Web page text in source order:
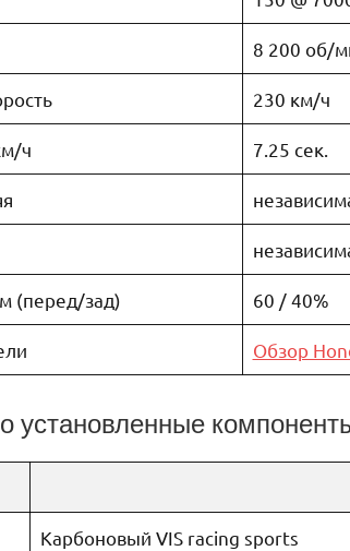
8 200 об/
230 км/ч
ч 7.25 сек.
(перед/зад) 60 / 40%
Обзор
установленные
Карбоновый VIS racing sports